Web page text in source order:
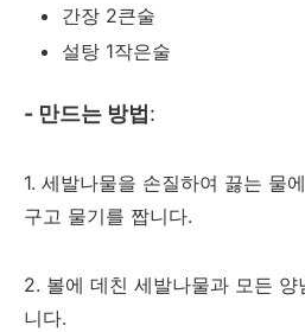
간장 2큰술
설탕 1작은술
- 만드는 방법 :
1. 세발나물을 손질하여 끓는 물
구고 물기를 짭니다.
2. 볼에 데친 세발나물과 모든
니다.